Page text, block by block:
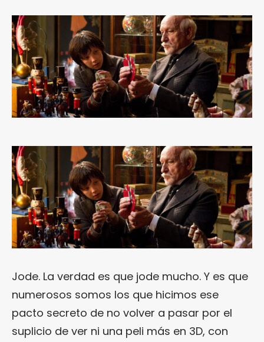
Jode. La verdad es que jode mucho. Y es que
numerosos somos los que hicimos ese
pacto secreto de no volver a pasar por el
suplicio de ver ni una peli más en 3D, con